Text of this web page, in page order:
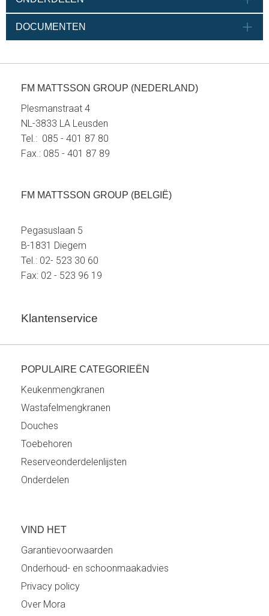
DOCUMENTEN
FM MATTSSON GROUP (NEDERLAND)
Plesmanstraat 4
NL-3833 LA Leusden
Tel.: 085 - 401 87 80
Fax.: 085 - 401 87 89
FM MATTSSON GROUP (BELGIË)
Pegasuslaan 5
B-1831 Diegem
Tel.: 02- 523 30 60
Fax: 02 - 523 96 19
Klantenservice
POPULAIRE CATEGORIEËN
Keukenmengkranen
Wastafelmengkranen
Douches
Toebehoren
Reserveonderdelenlijsten
Onderdelen
VIND HET
Garantievoorwaarden
Onderhoud- en schoonmaakadvies
Privacy policy
Over Mora